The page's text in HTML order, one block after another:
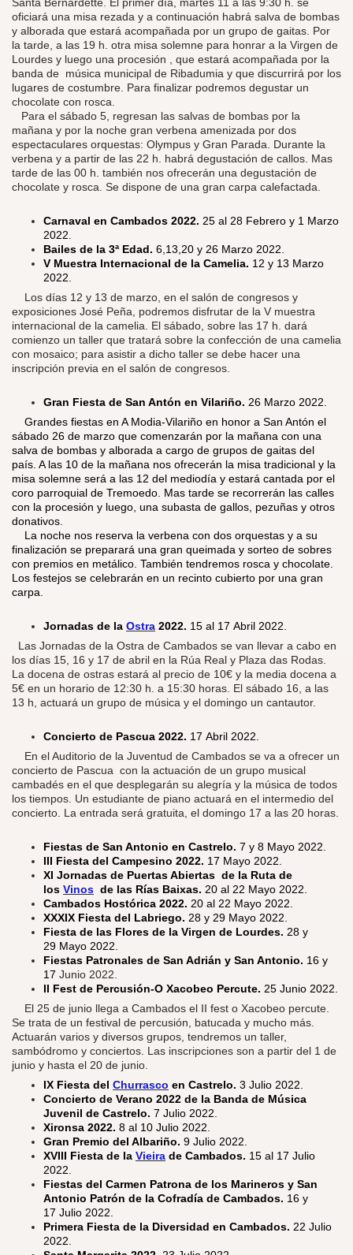
Santa Bernardette. El primer día, martes 11 a las 9:30 h. se
oficiará una misa rezada y a continuación habrá salva de bombas
y alborada que estará acompañada por un grupo de gaitas. Por
la tarde, a las 19 h. otra misa solemne para honrar a la Virgen de
Lourdes y luego una procesión , que estará acompañada por la
banda de música municipal de Ribadumia y que discurrirá por los
lugares de costumbre. Para finalizar podremos degustar un
chocolate con rosca.
Para el sábado 5, regresan las salvas de bombas por la
mañana y por la noche gran verbena amenizada por dos
espectaculares orquestas: Olympus y Gran Parada. Durante la
verbena y a partir de las 22 h. habrá degustación de callos. Mas
tarde de las 00 h. también nos ofrecerán una degustación de
chocolate y rosca. Se dispone de una gran carpa calefactada.
Carnaval en Cambados 2022. 25 al 28 Febrero y 1 Marzo
2022.
Bailes de la 3ª Edad. 6,13,20 y 26 Marzo 2022.
V Muestra Internacional de la Camelia. 12 y 13 Marzo
2022.
Los días 12 y 13 de marzo, en el salón de congresos y
exposiciones José Peña, podremos disfrutar de la V muestra
internacional de la camelia. El sábado, sobre las 17 h. dará
comienzo un taller que tratará sobre la confección de una camelia
con mosaico; para asistir a dicho taller se debe hacer una
inscripción previa en el salón de congresos.
Gran Fiesta de San Antón en Vilariño. 26 Marzo 2022.
Grandes fiestas en A Modia-Vilariño en honor a San Antón el
sábado 26 de marzo que comenzarán por la mañana con una
salva de bombas y alborada a cargo de grupos de gaitas del
país. A las 10 de la mañana nos ofrecerán la misa tradicional y la
misa solemne será a las 12 del mediodía y estará cantada por el
coro parroquial de Tremoedo. Mas tarde se recorrerán las calles
con la procesión y luego, una subasta de gallos, pezuñas y otros
donativos.
La noche nos reserva la verbena con dos orquestas y a su
finalización se preparará una gran queimada y sorteo de sobres
con premios en metálico. También tendremos rosca y chocolate.
Los festejos se celebrarán en un recinto cubierto por una gran
carpa.
Jornadas de la Ostra 2022. 15 al 17 Abril 2022.
Las Jornadas de la Ostra de Cambados se van llevar a cabo en
los días 15, 16 y 17 de abril en la Rúa Real y Plaza das Rodas.
La docena de ostras estará al precio de 10€ y la media docena a
5€ en un horario de 12:30 h. a 15:30 horas. El sábado 16, a las
13 h, actuará un grupo de música y el domingo un cantautor.
Concierto de Pascua 2022. 17 Abril 2022.
En el Auditorio de la Juventud de Cambados se va a ofrecer un
concierto de Pascua con la actuación de un grupo musical
cambadés en el que desplegarán su alegría y la música de todos
los tiempos. Un estudiante de piano actuará en el intermedio del
concierto. La entrada será gratuita, el domingo 17 a las 20 horas.
Fiestas de San Antonio en Castrelo. 7 y 8 Mayo 2022.
III Fiesta del Campesino 2022. 17 Mayo 2022.
XI Jornadas de Puertas Abiertas de la Ruta de
los Vinos de las Rías Baixas. 20 al 22 Mayo 2022.
Cambados Hostórica 2022. 20 al 22 Mayo 2022.
XXXIX Fiesta del Labriego. 28 y 29 Mayo 2022.
Fiesta de las Flores de la Virgen de Lourdes. 28 y
29 Mayo 2022.
Fiestas Patronales de San Adrián y San Antonio. 16 y
17 Junio 2022.
II Fest de Percusión-O Xacobeo Percute. 25 Junio 2022.
El 25 de junio llega a Cambados el II fest o Xacobeo percute.
Se trata de un festival de percusión, batucada y mucho más.
Actuarán varios y diversos grupos, tendremos un taller,
sambódromo y conciertos. Las inscripciones son a partir del 1 de
junio y hasta el 20 de junio.
IX Fiesta del Churrasco en Castrelo. 3 Julio 2022.
Concierto de Verano 2022 de la Banda de Música
Juvenil de Castrelo. 7 Julio 2022.
Xironsa 2022. 8 al 10 Julio 2022.
Gran Premio del Albariño. 9 Julio 2022.
XVIII Fiesta de la Vieira de Cambados. 15 al 17 Julio
2022.
Fiestas del Carmen Patrona de los Marineros y San
Antonio Patrón de la Cofradía de Cambados. 16 y
17 Julio 2022.
Primera Fiesta de la Diversidad en Cambados. 22 Julio
2022.